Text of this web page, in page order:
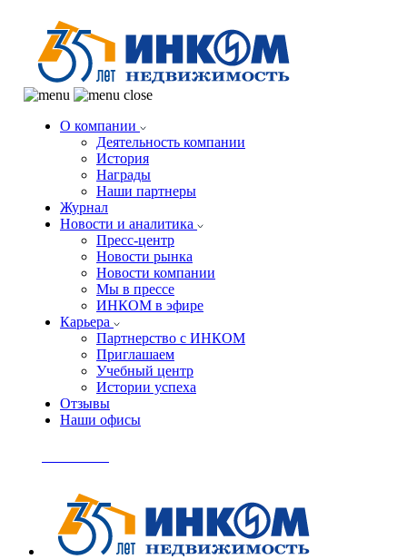
О компании
Деятельность компании
История
Награды
Наши партнеры
Журнал
Новости и аналитика
Пресс-центр
Новости рынка
Новости компании
Мы в прессе
ИНКОМ в эфире
Карьера
Партнерство с ИНКОМ
Приглашаем
Учебный центр
Истории успеха
Отзывы
Наши офисы